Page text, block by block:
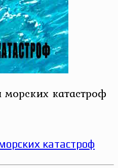
катастроф
катастроф